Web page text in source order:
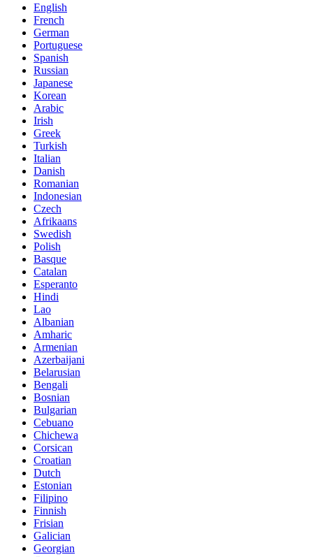
English
French
German
Portuguese
Spanish
Russian
Japanese
Korean
Arabic
Irish
Greek
Turkish
Italian
Danish
Romanian
Indonesian
Czech
Afrikaans
Swedish
Polish
Basque
Catalan
Esperanto
Hindi
Lao
Albanian
Amharic
Armenian
Azerbaijani
Belarusian
Bengali
Bosnian
Bulgarian
Cebuano
Chichewa
Corsican
Croatian
Dutch
Estonian
Filipino
Finnish
Frisian
Galician
Georgian